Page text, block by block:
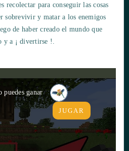
recolectar para conseguir las cosas
sobrevivir y matar a los enemigos
de haber creado el mundo que
y a ¡ divertirse !.
puedes ganar
JUGAR